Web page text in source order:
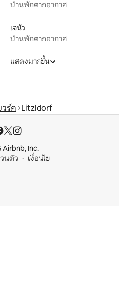
บ้านพักตากอากาศ
เจนัว
บ้านพักตากอากาศ
แสดงมากขึ้น
ร์ค Litzldorf
Airbnb, Inc.
นตัว
เงื่อนไข